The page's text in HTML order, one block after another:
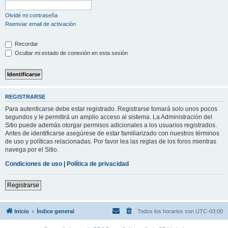
Olvidé mi contraseña
Reenviar email de activación
Recordar
Ocultar mi estado de conexión en esta sesión
REGISTRARSE
Para autenticarse debe estar registrado. Registrarse tomará solo unos pocos
segundos y le permitirá un amplio acceso al sistema. La Administración del
Sitio puede además otorgar permisos adicionales a los usuarios registrados.
Antes de identificarse asegúrese de estar familiarizado con nuestros términos
de uso y políticas relacionadas. Por favor lea las reglas de los foros mientras
navega por el Sitio.
Condiciones de uso | Política de privacidad
Registrarse
Inicio Índice general Todos los horarios son UTC-03:00